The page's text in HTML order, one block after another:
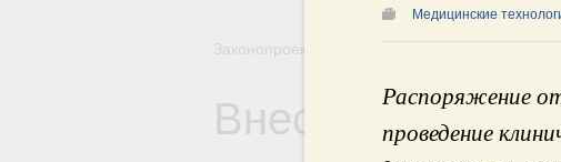
Медицинские
Распоряжение
проведение
Законопроектная деятельность
Внесение